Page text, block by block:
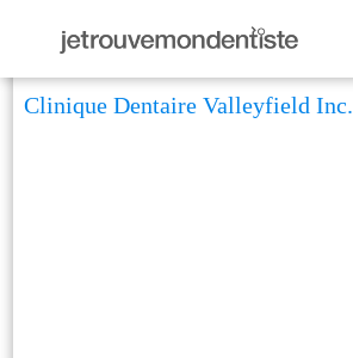
Clinique Dentaire Valleyfield Inc.